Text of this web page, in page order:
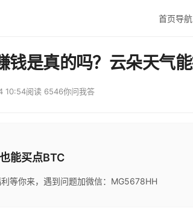
首页导航
钱是真的吗？云朵天气能
10:54阅读 6546你问我答
能买点BTC
等你来，遇到问题加微信：MG5678HH